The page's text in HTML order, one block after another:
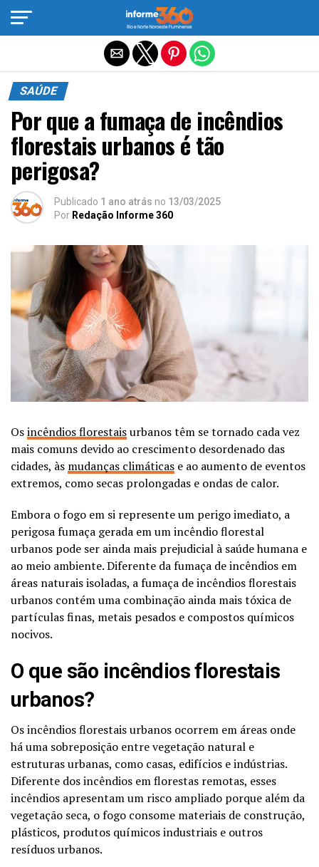
SAÚDE
Por que a fumaça de incêndios
florestais urbanos é tão
perigosa?
Publicado 1 ano atrás no 13/03/2025
Por Redação Informe 360
Osincêndios florestaisurbanos têm se tornado cada vez
mais comuns devido ao crescimento desordenado das
cidades, às mudanças climáticas e ao aumento de eventos
extremos, como secas prolongadas e ondas de calor.
Embora o fogo em si represente um perigo imediato, a
perigosa fumaça gerada em um incêndio florestal
urbanos pode ser ainda mais prejudicial à saúde humana e
ao meio ambiente. Diferente da fumaça de incêndios em
áreas naturais isoladas, a fumaça de incêndios florestais
urbanos contém uma combinação ainda mais tóxica de
partículas finas, metais pesados e compostos químicos
nocivos.
O que são incêndios florestais
urbanos?
Os incêndios florestais urbanos ocorrem em áreas onde
há uma sobreposição entre vegetação natural e
estruturas urbanas, como casas, edifícios e indústrias.
Diferente dos incêndios em florestas remotas, esses
incêndios apresentam um risco ampliado porque além da
vegetação seca, o fogo consome materiais de construção,
plásticos, produtos químicos industriais e outros
resíduos urbanos.
Sair da versão mobile